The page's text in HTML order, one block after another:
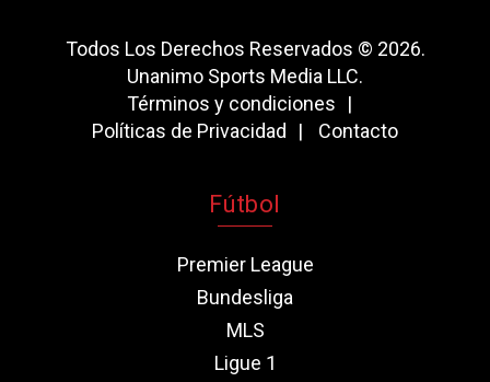
Todos Los Derechos Reservados © 2026.
Unanimo Sports Media LLC.
Términos y condiciones
Políticas de Privacidad
Contacto
Fútbol
Premier League
Bundesliga
MLS
Ligue 1